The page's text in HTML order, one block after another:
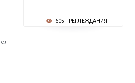
605 ПРЕГЛЕЖДАНИЯ